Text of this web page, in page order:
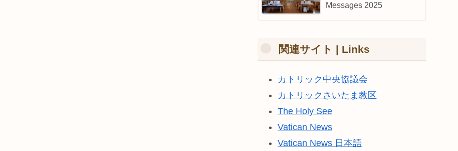
Messages 2025
関連サイト | Links
カトリック中央協議会
カトリックさいたま教区
The Holy See
Vatican News
Vatican News 日本語